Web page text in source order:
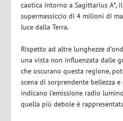
caotica intorno a Sagittarius A*,
supermassiccio di 4 milioni di
luce dalla Terra.
Rispetto ad altre lunghezze
una vista non influenzata dalle
che oscurano questa regione,
scena di sorprendente bellezza
indicano l’emissione radio
quella più debole è